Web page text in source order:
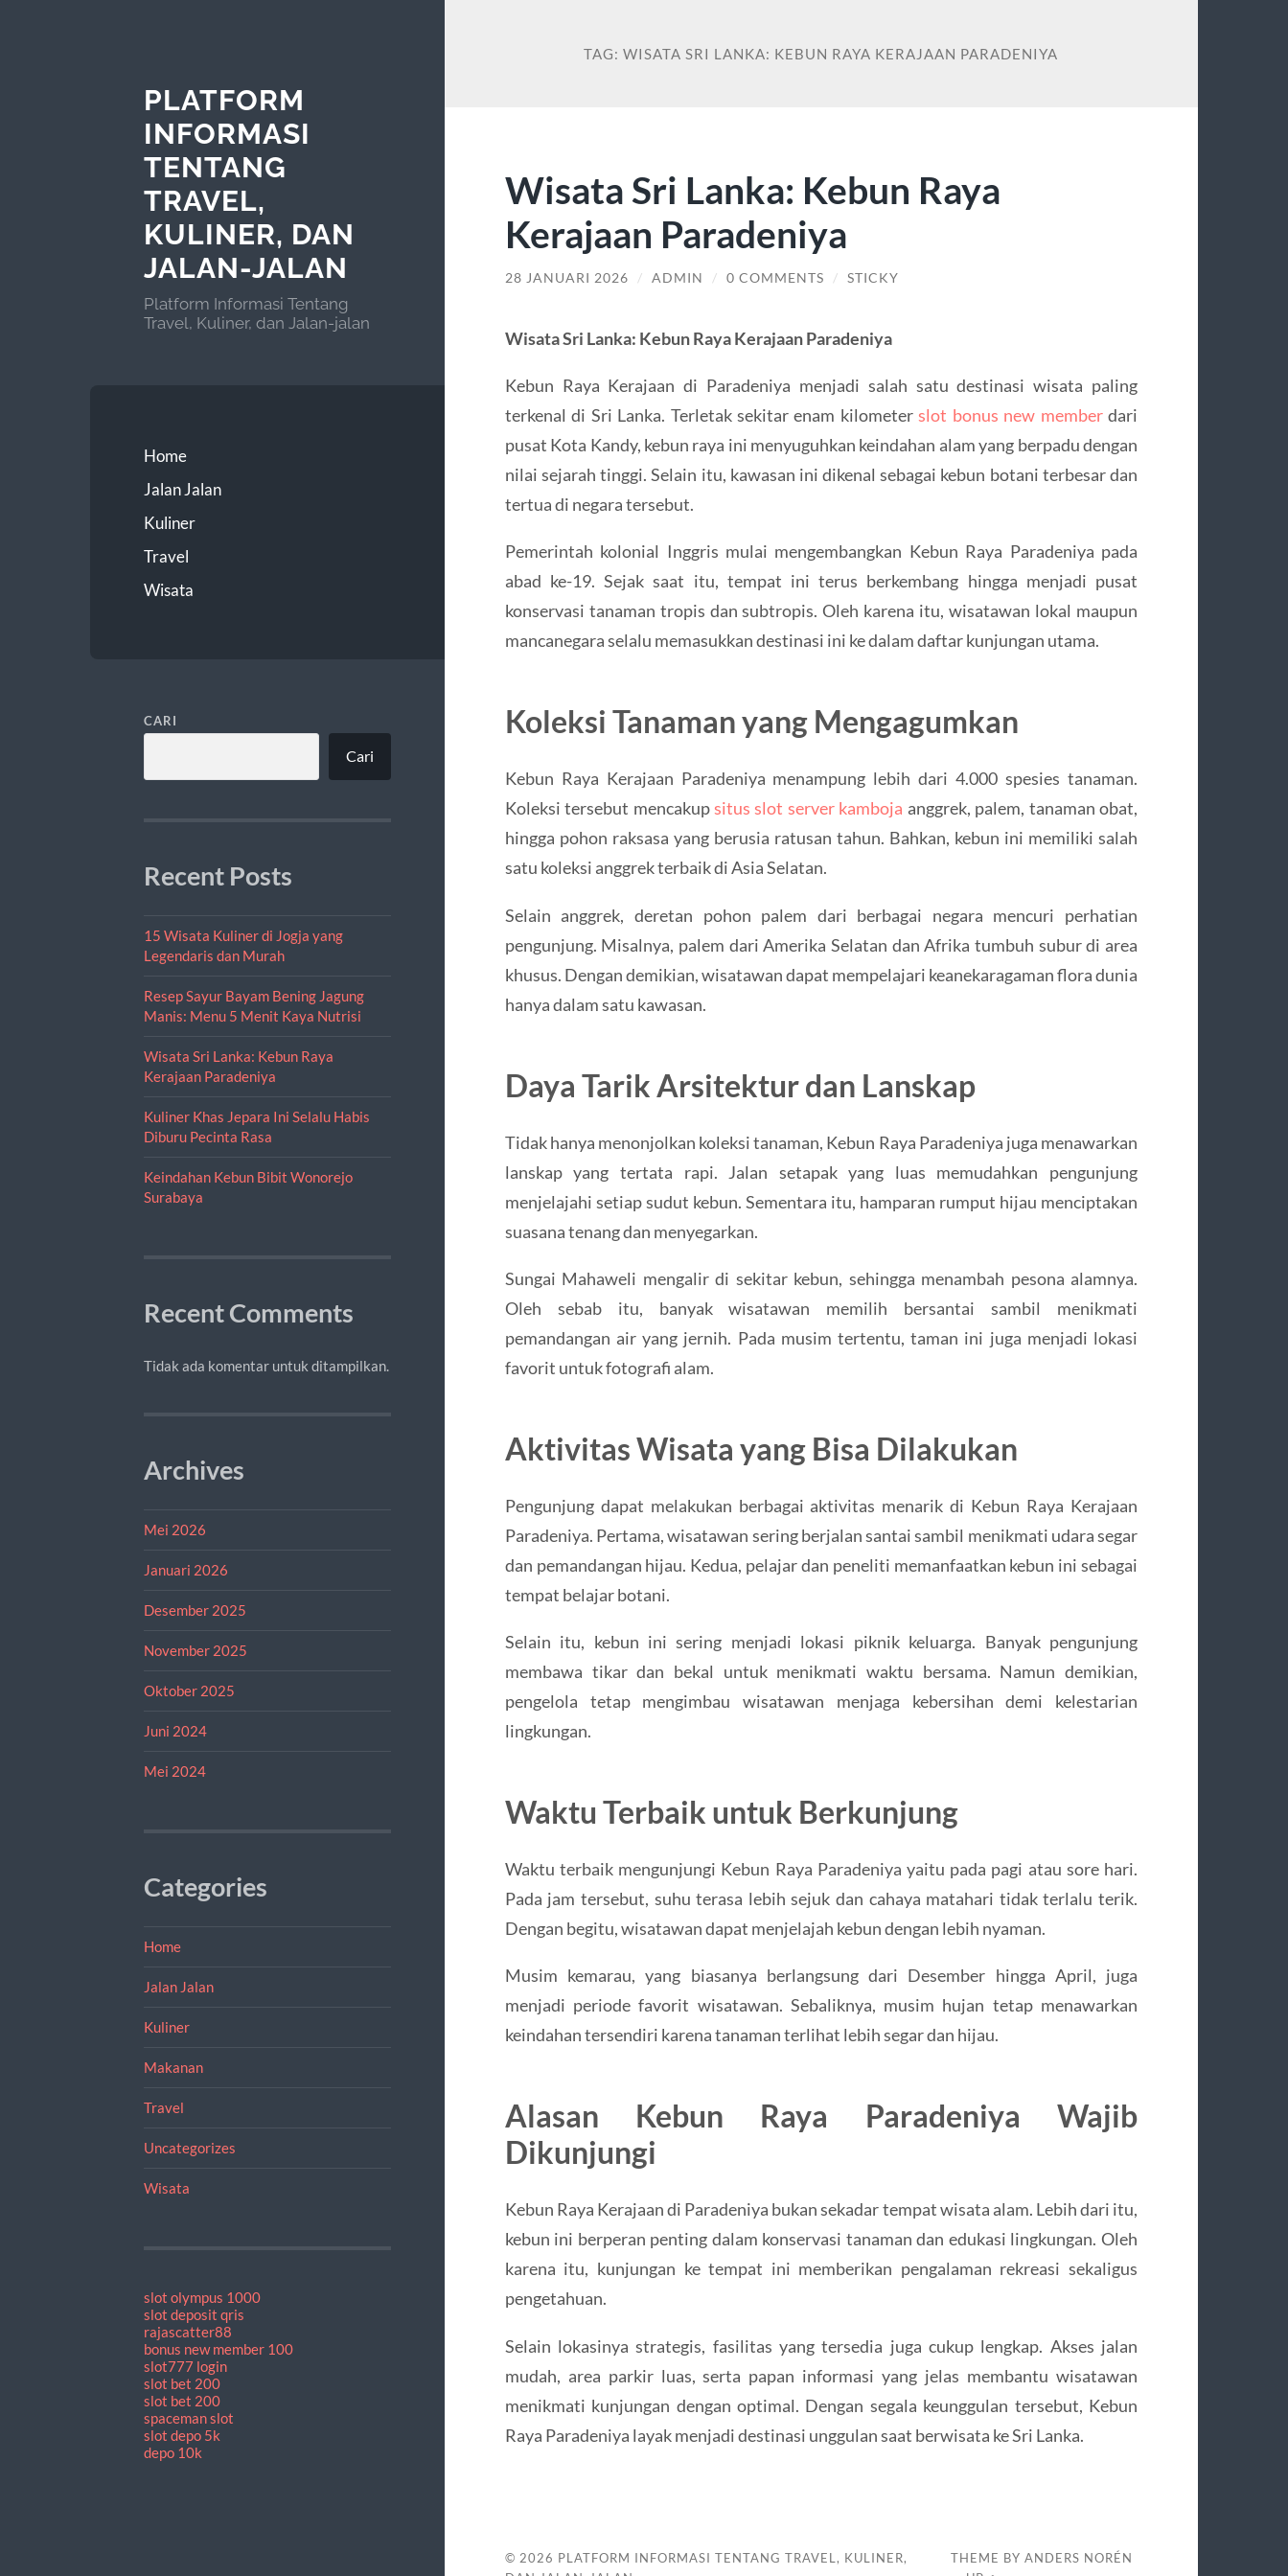
PLATFORM
INFORMASI
TENTANG
TRAVEL,
KULINER, DAN
JALAN-JALAN
Platform Informasi Tentang
Travel, Kuliner, dan Jalan-jalan
Home
Jalan Jalan
Kuliner
Travel
Wisata
CARI
Cari
Recent Posts
15 Wisata Kuliner di Jogja yang
Legendaris dan Murah
Resep Sayur Bayam Bening Jagung
Manis: Menu 5 Menit Kaya Nutrisi
Wisata Sri Lanka: Kebun Raya
Kerajaan Paradeniya
Kuliner Khas Jepara Ini Selalu Habis
Diburu Pecinta Rasa
Keindahan Kebun Bibit Wonorejo
Surabaya
Recent Comments
Tidak ada komentar untuk ditampilkan.
Archives
Mei 2026
Januari 2026
Desember 2025
November 2025
Oktober 2025
Juni 2024
Mei 2024
Categories
Home
Jalan Jalan
Kuliner
Makanan
Travel
Uncategorizes
Wisata
slot olympus 1000
slot deposit qris
rajascatter88
bonus new member 100
slot777 login
slot bet 200
slot bet 200
spaceman slot
slot depo 5k
depo 10k
TAG:WISATA SRI LANKA: KEBUN RAYA KERAJAAN PARADENIYA
Wisata Sri Lanka: Kebun Raya
Kerajaan Paradeniya
28 JANUARI 2026 / ADMIN / 0 COMMENTS / STICKY
Wisata Sri Lanka: Kebun Raya Kerajaan Paradeniya
Kebun Raya Kerajaan di Paradeniya menjadi salah satu destinasi wisata paling
terkenal di Sri Lanka. Terletak sekitar enam kilometerslot bonus new memberdari
pusat Kota Kandy, kebun raya ini menyuguhkan keindahan alam yang berpadu dengan
nilai sejarah tinggi. Selain itu, kawasan ini dikenal sebagai kebun botani terbesar dan
tertua di negara tersebut.
Pemerintah kolonial Inggris mulai mengembangkan Kebun Raya Paradeniya pada
abad ke-19. Sejak saat itu, tempat ini terus berkembang hingga menjadi pusat
konservasi tanaman tropis dan subtropis. Oleh karena itu, wisatawan lokal maupun
mancanegara selalu memasukkan destinasi ini ke dalam daftar kunjungan utama.
Koleksi Tanaman yang Mengagumkan
Kebun Raya Kerajaan Paradeniya menampung lebih dari 4.000 spesies tanaman.
Koleksi tersebut mencakupsitus slot server kamboja anggrek, palem, tanaman obat,
hingga pohon raksasa yang berusia ratusan tahun. Bahkan, kebun ini memiliki salah
satu koleksi anggrek terbaik di Asia Selatan.
Selain anggrek, deretan pohon palem dari berbagai negara mencuri perhatian
pengunjung. Misalnya, palem dari Amerika Selatan dan Afrika tumbuh subur di area
khusus. Dengan demikian, wisatawan dapat mempelajari keanekaragaman flora dunia
hanya dalam satu kawasan.
Daya Tarik Arsitektur dan Lanskap
Tidak hanya menonjolkan koleksi tanaman, Kebun Raya Paradeniya juga menawarkan
lanskap yang tertata rapi. Jalan setapak yang luas memudahkan pengunjung
menjelajahi setiap sudut kebun. Sementara itu, hamparan rumput hijau menciptakan
suasana tenang dan menyegarkan.
Sungai Mahaweli mengalir di sekitar kebun, sehingga menambah pesona alamnya.
Oleh sebab itu, banyak wisatawan memilih bersantai sambil menikmati
pemandangan air yang jernih. Pada musim tertentu, taman ini juga menjadi lokasi
favorit untuk fotografi alam.
Aktivitas Wisata yang Bisa Dilakukan
Pengunjung dapat melakukan berbagai aktivitas menarik di Kebun Raya Kerajaan
Paradeniya. Pertama, wisatawan sering berjalan santai sambil menikmati udara segar
dan pemandangan hijau. Kedua, pelajar dan peneliti memanfaatkan kebun ini sebagai
tempat belajar botani.
Selain itu, kebun ini sering menjadi lokasi piknik keluarga. Banyak pengunjung
membawa tikar dan bekal untuk menikmati waktu bersama. Namun demikian,
pengelola tetap mengimbau wisatawan menjaga kebersihan demi kelestarian
lingkungan.
Waktu Terbaik untuk Berkunjung
Waktu terbaik mengunjungi Kebun Raya Paradeniya yaitu pada pagi atau sore hari.
Pada jam tersebut, suhu terasa lebih sejuk dan cahaya matahari tidak terlalu terik.
Dengan begitu, wisatawan dapat menjelajah kebun dengan lebih nyaman.
Musim kemarau, yang biasanya berlangsung dari Desember hingga April, juga
menjadi periode favorit wisatawan. Sebaliknya, musim hujan tetap menawarkan
keindahan tersendiri karena tanaman terlihat lebih segar dan hijau.
Alasan Kebun Raya Paradeniya Wajib
Dikunjungi
Kebun Raya Kerajaan di Paradeniya bukan sekadar tempat wisata alam. Lebih dari itu,
kebun ini berperan penting dalam konservasi tanaman dan edukasi lingkungan. Oleh
karena itu, kunjungan ke tempat ini memberikan pengalaman rekreasi sekaligus
pengetahuan.
Selain lokasinya strategis, fasilitas yang tersedia juga cukup lengkap. Akses jalan
mudah, area parkir luas, serta papan informasi yang jelas membantu wisatawan
menikmati kunjungan dengan optimal. Dengan segala keunggulan tersebut, Kebun
Raya Paradeniya layak menjadi destinasi unggulan saat berwisata ke Sri Lanka.
© 2026 PLATFORM INFORMASI TENTANG TRAVEL, KULINER,
THEME BYANDERS NORÉN